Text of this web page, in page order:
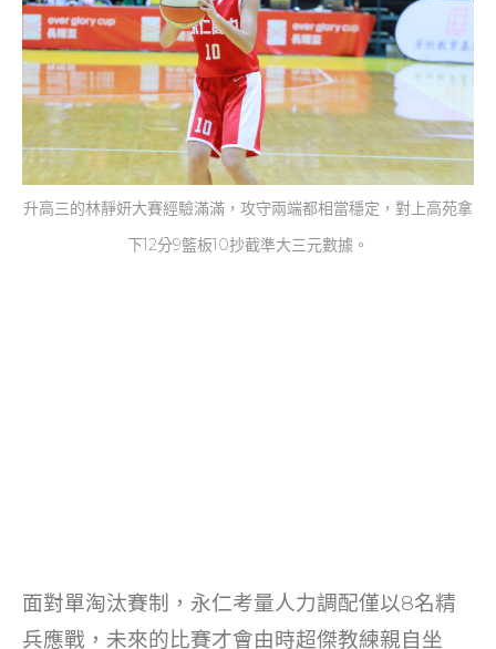
升高三的林靜妍大賽經驗滿滿，攻守兩端都相當穩定，對上高苑拿
下12分9籃板10抄截準大三元數據。
面對單淘汰賽制，永仁考量人力調配僅以8名精
兵應戰，未來的比賽才會由時超傑教練親自坐